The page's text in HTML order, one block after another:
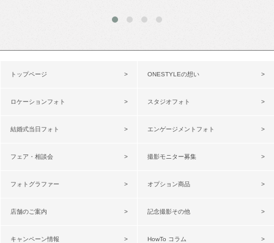
トップページ ONESTYLEの想い
ロケーションフォト スタジオフォト
結婚式当日フォト エンゲージメントフォト
フェア・相談会 撮影モニター募集
フォトグラファー オプション商品
店舗のご案内 記念撮影その他
キャンペーン情報 HowTo コラム